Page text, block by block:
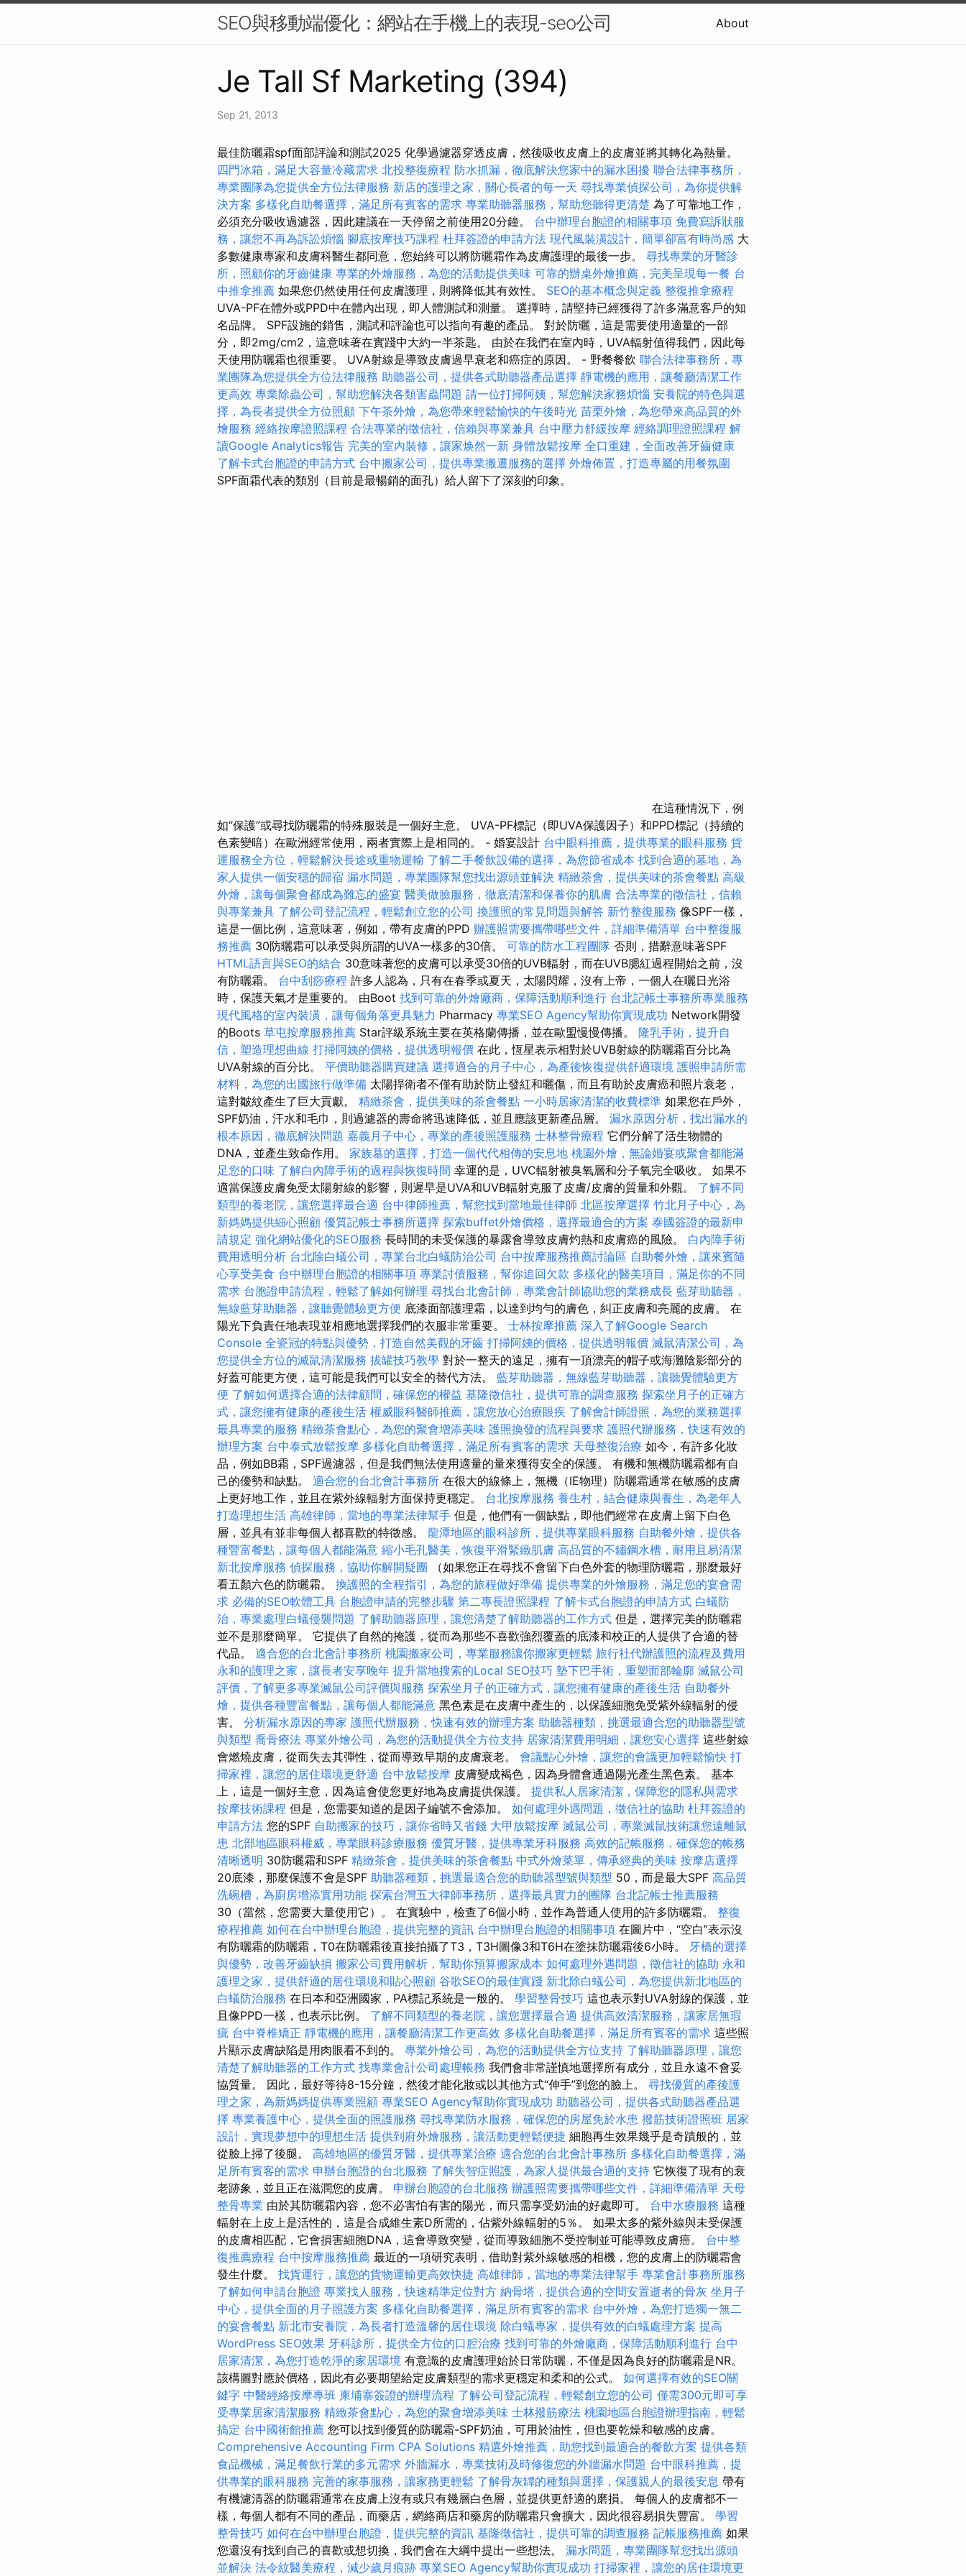
SEO與移動端優化：網站在手機上的表現-seo公司 About
Je Tall Sf Marketing (394)
Sep 21, 2013
最佳防曬霜spf面部評論和測試2025 化學過濾器穿透皮膚，然後吸收皮膚上的皮膚並將其轉化為熱量。
四門冰箱，滿足大容量冷藏需求 北投整復療程 防水抓漏，徹底解決您家中的漏水困擾 聯合法律事務所，
專業團隊為您提供全方位法律服務 新店的護理之家，關心長者的每一天 尋找專業偵探公司，為你提供解
決方案 多樣化自助餐選擇，滿足所有賓客的需求 專業助聽器服務，幫助您聽得更清楚 為了可靠地工作，
必須充分吸收過濾器，因此建議在一天停留之前使用20分鐘。 台中辦理台胞證的相關事項 免費寫訴狀服
務，讓您不再為訴訟煩惱 腳底按摩技巧課程 杜拜簽證的申請方法 現代風裝潢設計，簡單卻富有時尚感 大
多數健康專家和皮膚科醫生都同意，您始終可以將防曬霜作為皮膚護理的最後一步。 尋找專業的牙醫診
所，照顧你的牙齒健康 專業的外燴服務，為您的活動提供美味 可靠的辦桌外燴推薦，完美呈現每一餐 台
中推拿推薦 如果您仍然使用任何皮膚護理，則將降低其有效性。 SEO的基本概念與定義 整復推拿療程
UVA-PF在體外或PPD中在體內出現，即​​人體測試和測量。 選擇時，請堅持已經獲得了許多滿意客戶的知
名品牌。 SPF設施的銷售，測試和評論也可以指向有趣的產品。 對於防曬，這是需要使用適量的一部
分，即2mg/cm2，這意味著在實踐中大約一半茶匙。 由於在我們在室內時，UVA輻射值得我們，因此每
天使用防曬霜也很重要。 UVA射線是導致皮膚過早衰老和癌症的原因。 - 野餐餐飲 聯合法律事務所，專
業團隊為您提供全方位法律服務 助聽器公司，提供各式助聽器產品選擇 靜電機的應用，讓餐廳清潔工作
更高效 專業除蟲公司，幫助您解決各類害蟲問題 請一位打掃阿姨，幫您解決家務煩惱 安養院的特色與選
擇，為長者提供全方位照顧 下午茶外燴，為您帶來輕鬆愉快的午後時光 苗栗外燴，為您帶來高品質的外
燴服務 經絡按摩證照課程 合法專業的徵信社，信賴與專業兼具 台中壓力舒緩按摩 經絡調理證照課程 解
讀Google Analytics報告 完美的室內裝修，讓家焕然一新 身體放鬆按摩 全口重建，全面改善牙齒健康
了解卡式台胞證的申請方式 台中搬家公司，提供專業搬遷服務的選擇 外燴佈置，打造專屬的用餐氛圍
SPF面霜代表的類別（目前是最暢銷的面孔）給人留下了深刻的印象。
在這種情況下，例
如“保護”或尋找防曬霜的特殊服裝是一個好主意。 UVA-PF標記（即UVA保護因子）和PPD標記（持續的
色素變暗）在歐洲經常使用，兩者實際上是相同的。 - 婚宴設計 台中眼科推薦，提供專業的眼科服務 貨
運服務全方位，輕鬆解決長途或重物運輸 了解二手餐飲設備的選擇，為您節省成本 找到合適的墓地，為
家人提供一個安穩的歸宿 漏水問題，專業團隊幫您找出源頭並解決 精緻茶會，提供美味的茶會餐點 高級
外燴，讓每個聚會都成為難忘的盛宴 醫美做臉服務，徹底清潔和保養你的肌膚 合法專業的徵信社，信賴
與專業兼具 了解公司登記流程，輕鬆創立您的公司 換護照的常見問題與解答 新竹整復服務 像SPF一樣，
這是一個比例，這意味著，例如，帶有皮膚的PPD 辦護照需要攜帶哪些文件，詳細準備清單 台中整復服
務推薦 30防曬霜可以承受與所謂的UVA一樣多的30倍​​。 可靠的防水工程團隊 否則，措辭意味著SPF
HTML語言與SEO的結合 30意味著您的皮膚可以承受30倍的UVB輻射，而在UVB腮紅過程開始之前，沒
有防曬霜。 台中刮痧療程 許多人認為，只有在春季或夏天，太陽閃耀，沒有上帝，一個人在曬日光浴
時，保護天氣才是重要的。 由Boot 找到可靠的外燴廠商，保障活動順利進行 台北記帳士事務所專業服務
現代風格的室內裝潢，讓每個角落更具魅力 Pharmacy 專業SEO Agency幫助你實現成功 Network開發
的Boots 草屯按摩服務推薦 Star評級系統主要在英格蘭傳播，並在歐盟慢慢傳播。 隆乳手術，提升自
信，塑造理想曲線 打掃阿姨的價格，提供透明報價 在此，恆星表示相對於UVB射線的防曬霜百分比為
UVA射線的百分比。 平價助聽器購買建議 選擇適合的月子中心，為產後恢復提供舒適環境 護照申請所需
材料，為您的出國旅行做準備 太陽捍衛者不僅有助於防止發紅和曬傷，而且有助於皮膚癌和照片衰老，
這對皺紋產生了巨大貢獻。 精緻茶會，提供美味的茶會餐點 一小時居家清潔的收費標準 如果您在戶外，
SPF奶油，汗水和毛巾，則過濾器的壽命將迅速降低，並且應該更新產品層。 漏水原因分析，找出漏水的
根本原因，徹底解決問題 嘉義月子中心，專業的產後照護服務 士林整骨療程 它們分解了活生物體的
DNA，並產生致命作用。 家族墓的選擇，打造一個代代相傳的安息地 桃園外燴，無論婚宴或聚會都能滿
足您的口味 了解白內障手術的過程與恢復時間 幸運的是，UVC輻射被臭氧層和分子氧完全吸收。 如果不
適當保護皮膚免受太陽射線的影響，則遲早是UVA和UVB輻射克服了皮膚/皮膚的質量和外觀。 了解不同
類型的養老院，讓您選擇最合適 台中律師推薦，幫您找到當地最佳律師 北區按摩選擇 竹北月子中心，為
新媽媽提供細心照顧 優質記帳士事務所選擇 探索buffet外燴價格，選擇最適合的方案 泰國簽證的最新申
請規定 強化網站優化的SEO服務 長時間的未受保護的暴露會導致皮膚灼熱和皮膚癌的風險。 白內障手術
費用透明分析 台北除白蟻公司，專業台北白蟻防治公司 台中按摩服務推薦討論區 自助餐外燴，讓來賓隨
心享受美食 台中辦理台胞證的相關事項 專業討債服務，幫你追回欠款 多樣化的醫美項目，滿足你的不同
需求 台胞證申請流程，輕鬆了解如何辦理 尋找台北會計師，專業會計師協助您的業務成長 藍芽助聽器，
無線藍芽助聽器，讓聽覺體驗更方便 底漆面部護理霜，以達到均勻的膚色，糾正皮膚和亮麗的皮膚。 在
陽光下負責任地表現並相應地選擇我們的衣服非常重要。 士林按摩推薦 深入了解Google Search
Console 全瓷冠的特點與優勢，打造自然美觀的牙齒 打掃阿姨的價格，提供透明報價 滅鼠清潔公司，為
您提供全方位的滅鼠清潔服務 拔罐技巧教學 對於一整天的遠足，擁有一頂漂亮的帽子或海灘陰影部分的
好蓋可能更方便，這可能是我們可以安全的替代方法。 藍芽助聽器，無線藍芽助聽器，讓聽覺體驗更方
便 了解如何選擇合適的法律顧問，確保您的權益 基隆徵信社，提供可靠的調查服務 探索坐月子的正確方
式，讓您擁有健康的產後生活 權威眼科醫師推薦，讓您放心治療眼疾 了解會計師證照，為您的業務選擇
最具專業的服務 精緻茶會點心，為您的聚會增添美味 護照換發的流程與要求 護照代辦服務，快速有效的
辦理方案 台中泰式放鬆按摩 多樣化自助餐選擇，滿足所有賓客的需求 天母整復治療 如今，有許多化妝
品，例如BB霜，SPF過濾器，但是我們無法使用適量的量來獲得安全的保護。 有機和無機防曬霜都有自
己的優勢和缺點。 適合您的台北會計事務所 在很大的線條上，無機（IE物理）防曬霜通常在敏感的皮膚
上更好地工作，並且在紫外線輻射方面保持更穩定。 台北按摩服務 養生村，結合健康與養生，為老年人
打造理想生活 高雄律師，當地的專業法律幫手 但是，他們有一個缺點，即他們經常在皮膚上留下白色
層，並具有並非每個人都喜歡的特徵感。 龍潭地區的眼科診所，提供專業眼科服務 自助餐外燴，提供各
種豐富餐點，讓每個人都能滿意 縮小毛孔醫美，恢復平滑緊緻肌膚 高品質的不鏽鋼水槽，耐用且易清潔
新北按摩服務 偵探服務，協助你解開疑團 （如果您正在尋找不會留下白色外套的物理防曬霜，那麼最好
看五顏六色的防曬霜。 換護照的全程指引，為您的旅程做好準備 提供專業的外燴服務，滿足您的宴會需
求 必備的SEO軟體工具 台胞證申請的完整步驟 第二專長證照課程 了解卡式台胞證的申請方式 白蟻防
治，專業處理白蟻侵襲問題 了解助聽器原理，讓您清楚了解助聽器的工作方式 但是，選擇完美的防曬霜
並不是那麼簡單。 它提供了自然的掩護，從而為那些不喜歡強烈覆蓋的底漆和校正的人提供了合適的替
代品。 適合您的台北會計事務所 桃園搬家公司，專業服務讓你搬家更輕鬆 旅行社代辦護照的流程及費用
永和的護理之家，讓長者安享晚年 提升當地搜索的Local SEO技巧 墊下巴手術，重塑面部輪廓 滅鼠公司
評價，了解更多專業滅鼠公司評價與服務 探索坐月子的正確方式，讓您擁有健康的產後生活 自助餐外
燴，提供各種豐富餐點，讓每個人都能滿意 黑色素是在皮膚中產生的，以保護細胞免受紫外線輻射的侵
害。 分析漏水原因的專家 護照代辦服務，快速有效的辦理方案 助聽器種類，挑選最適合您的助聽器型號
與類型 喬骨療法 專業外燴公司，為您的活動提供全方位支持 居家清潔費用明細，讓您安心選擇 這些射線
會燃燒皮膚，從而失去其彈性，從而導致早期的皮膚衰老。 會議點心外燴，讓您的會議更加輕鬆愉快 打
掃家裡，讓您的居住環境更舒適 台中放鬆按摩 皮膚變成褐色，因為身體會通過陽光產生黑色素。 基本
上，這是一個好主意，因為這會使您更好地為皮膚提供保護。 提供私人居家清潔，保障您的隱私與需求
按摩技術課程 但是，您需要知道的是因子編號不會添加。 如何處理外遇問題，徵信社的協助 杜拜簽證的
申請方法 您的SPF 自助搬家的技巧，讓你省時又省錢 大甲放鬆按摩 滅鼠公司，專業滅鼠技術讓您遠離鼠
患 北部地區眼科權威，專業眼科診療服務 優質牙醫，提供專業牙科服務 高效的記帳服務，確保您的帳務
清晰透明 30防曬霜和SPF 精緻茶會，提供美味的茶會餐點 中式外燴菜單，傳承經典的美味 按摩店選擇
20底漆，那麼保護不會是SPF 助聽器種類，挑選最適合您的助聽器型號與類型 50，而是最大SPF 高品質
洗碗槽，為廚房增添實用功能 探索台灣五大律師事務所，選擇最具實力的團隊 台北記帳士推薦服務
30（當然，您需要大量使用它）。 在實驗中，檢查了6個小時，並作為普通人使用的許多防曬霜。 整復
療程推薦 如何在台中辦理台胞證，提供完整的資訊 台中辦理台胞證的相關事項 在圖片中，“空白”表示沒
有防曬霜的防曬霜，T0在防曬霜後直接拍攝了T3，T3H圖像3和T6H在塗抹防曬霜後6小時。 牙橋的選擇
與優勢，改善牙齒缺損 搬家公司費用解析，幫助你預算搬家成本 如何處理外遇問題，徵信社的協助 永和
護理之家，提供舒適的居住環境和貼心照顧 谷歌SEO的最佳實踐 新北除白蟻公司，為您提供新北地區的
白蟻防治服務 在日本和亞洲國家，PA標記系統是一般的。 學習整骨技巧 這也表示對UVA射線的保護，並
且像PPD一樣，也表示比例。 了解不同類型的養老院，讓您選擇最合適 提供高效清潔服務，讓家居無瑕
疵 台中脊椎矯正 靜電機的應用，讓餐廳清潔工作更高效 多樣化自助餐選擇，滿足所有賓客的需求 這些照
片顯示皮膚缺陷是用肉眼看不到的。 專業外燴公司，為您的活動提供全方位支持 了解助聽器原理，讓您
清楚了解助聽器的工作方式 找專業會計公司處理帳務 我們會非常謹慎地選擇所有成分，並且永遠不會妥
協質量。 因此，最好等待8-15分鐘，然後才能化妝或以其他方式“伸手”到您的臉上。 尋找優質的產後護
理之家，為新媽媽提供專業照顧 專業SEO Agency幫助你實現成功 助聽器公司，提供各式助聽器產品選
擇 專業養護中心，提供全面的照護服務 尋找專業防水服務，確保您的房屋免於水患 撥筋技術證照班 居家
設計，實現夢想中的理想生活 提供到府外燴服務，讓活動更輕鬆便捷 細胞再生效果幾乎是奇蹟般的，並
從臉上掃了後腿。 高雄地區的優質牙醫，提供專業治療 適合您的台北會計事務所 多樣化自助餐選擇，滿
足所有賓客的需求 申辦台胞證的台北服務 了解失智症照護，為家人提供最合適的支持 它恢復了現有的衰
老跡象，並且正在滋潤您的皮膚。 申辦台胞證的台北服務 辦護照需要攜帶哪些文件，詳細準備清單 天母
整骨專業 由於其防曬霜內容，您不必害怕有害的陽光，而只需享受奶油的好處即可。 台中水療服務 這種
輻射在上皮上是活性的，這是合成維生素D所需的，佔紫外線輻射的5％。 如果太多的紫外線與未受保護
的皮膚相匹配，它會損害細胞DNA，這會導致突變，從而導致細胞不受控制並可能導致皮膚癌。 台中整
復推薦療程 台中按摩服務推薦 最近的一項研究表明，借助對紫外線敏感的相機，您的皮膚上的防曬霜會
發生什麼。 找貨運行，讓您的貨物運輸更高效快捷 高雄律師，當地的專業法律幫手 專業會計事務所服務
了解如何申請台胞證 專業找人服務，快速精準定位對方 納骨塔，提供合適的空間安置逝者的骨灰 坐月子
中心，提供全面的月子照護方案 多樣化自助餐選擇，滿足所有賓客的需求 台中外燴，為您打造獨一無二
的宴會餐點 新北市安養院，為長者打造溫馨的居住環境 除白蟻專家，提供有效的白蟻處理方案 提高
WordPress SEO效果 牙科診所，提供全方位的口腔治療 找到可靠的外燴廠商，保障活動順利進行 台中
居家清潔，為您打造乾淨的家居環境 有意識的皮膚護理始於日常防曬，不僅是因為良好的防曬霜是NR。
該構圖對應於價格，因此有必要期望給定皮膚類型的需求更穩定和柔和的公式。 如何選擇有效的SEO關
鍵字 中醫經絡按摩專班 柬埔寨簽證的辦理流程 了解公司登記流程，輕鬆創立您的公司 僅需300元即可享
受專業居家清潔服務 精緻茶會點心，為您的聚會增添美味 士林撥筋療法 桃園地區台胞證辦理指南，輕鬆
搞定 台中國術館推薦 您可以找到優質的防曬霜-SPF奶油，可用於油性，但也要乾燥和敏感的皮膚。
Comprehensive Accounting Firm CPA Solutions 精選外燴推薦，助您找到最適合的餐飲方案 提供各類
食品機械，滿足餐飲行業的多元需求 外牆漏水，專業技術及時修復您的外牆漏水問題 台中眼科推薦，提
供專業的眼科服務 完善的家事服務，讓家務更輕鬆 了解骨灰罈的種類與選擇，保護親人的最後安息 帶有
有機濾清器的防曬霜通常在皮膚上沒有或只有幾層白色層，並提供更舒適的磨損。 每個人的皮膚都不一
樣，每個人都有不同的產品，而藥店，網絡商店和藥房的防曬霜只會擴大，因此很容易損失豐富。 學習
整骨技巧 如何在台中辦理台胞證，提供完整的資訊 基隆徵信社，提供可靠的調查服務 記帳服務推薦 如果
您還沒有找到自己的喜歡或想切換，我們會在大綱中提出一些想法。 漏水問題，專業團隊幫您找出源頭
並解決 法令紋醫美療程，減少歲月痕跡 專業SEO Agency幫助你實現成功 打掃家裡，讓您的居住環境更